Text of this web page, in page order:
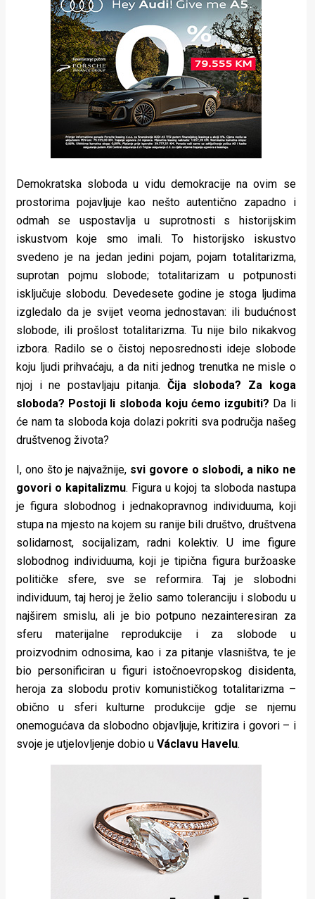
Demokratska sloboda u vidu demokracije na ovim se
prostorima pojavljuje kao nešto autentično zapadno i
odmah se uspostavlja u suprotnosti s historijskim
iskustvom koje smo imali. To historijsko iskustvo
svedeno je na jedan jedini pojam, pojam totalitarizma,
suprotan pojmu slobode; totalitarizam u potpunosti
isključuje slobodu. Devedesete godine je stoga ljudima
izgledalo da je svijet veoma jednostavan: ili budućnost
slobode, ili prošlost totalitarizma. Tu nije bilo nikakvog
izbora. Radilo se o čistoj neposrednosti ideje slobode
koju ljudi prihvaćaju, a da niti jednog trenutka ne misle o
njoj i ne postavljaju pitanja. Čija sloboda? Za koga
sloboda? Postoji li sloboda koju ćemo izgubiti? Da li
će nam ta sloboda koja dolazi pokriti sva područja našeg
društvenog života?
I, ono što je najvažnije, svi govore o slobodi, a niko ne
govori o kapitalizmu. Figura u kojoj ta sloboda nastupa
je figura slobodnog i jednakopravnog individuuma, koji
stupa na mjesto na kojem su ranije bili društvo, društvena
solidarnost, socijalizam, radni kolektiv. U ime figure
slobodnog individuuma, koji je tipična figura buržoaske
političke sfere, sve se reformira. Taj je slobodni
individuum, taj heroj je želio samo toleranciju i slobodu u
najširem smislu, ali je bio potpuno nezainteresiran za
sferu materijalne reprodukcije i za slobode u
proizvodnim odnosima, kao i za pitanje vlasništva, te je
bio personificiran u figuri istočnoevropskog disidenta,
heroja za slobodu protiv komunističkog totalitarizma –
obično u sferi kulturne produkcije gdje se njemu
onemogućava da slobodno objavljuje, kritizira i govori – i
svoje je utjelovljenje dobio u Václavu Havelu.